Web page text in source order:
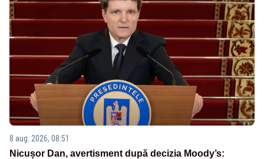
8 aug. 2026, 08:51
Nicușor Dan, avertisment după decizia Moody’s: